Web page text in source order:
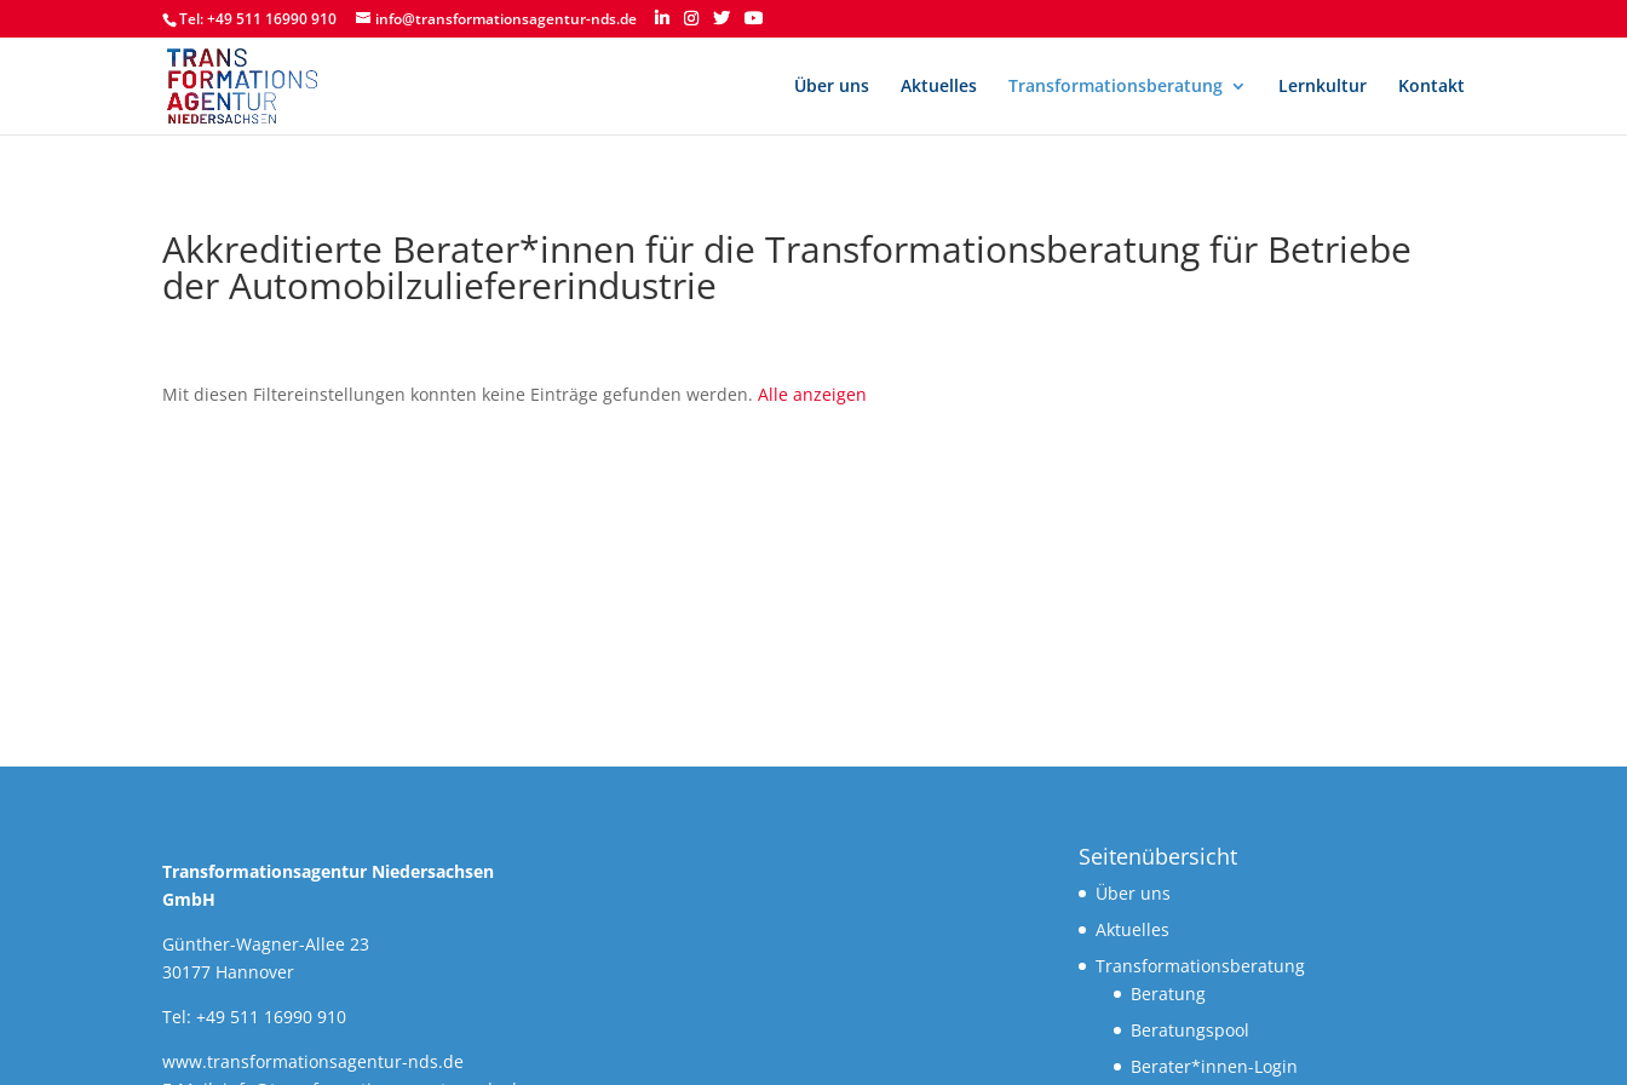
Tel: +49 511 16990 910 info@transformationsagentur-nds.de
Über uns Aktuelles Transformationsberatung Lernkultur Kontakt
Akkreditierte Berater*innen für die Transformationsberatung für Betriebe
der Automobilzuliefererindustrie
Mit diesen Filtereinstellungen konnten keine Einträge gefunden werden.Alle anzeigen
Transformationsagentur Niedersachsen
GmbH
Günther-Wagner-Allee 23
30177 Hannover
Tel: +49 511 16990 910
www.transformationsagentur-nds.de
Seitenübersicht
Über uns
Aktuelles
Transformationsberatung
Beratung
Beratungspool
Berater*innen-Login